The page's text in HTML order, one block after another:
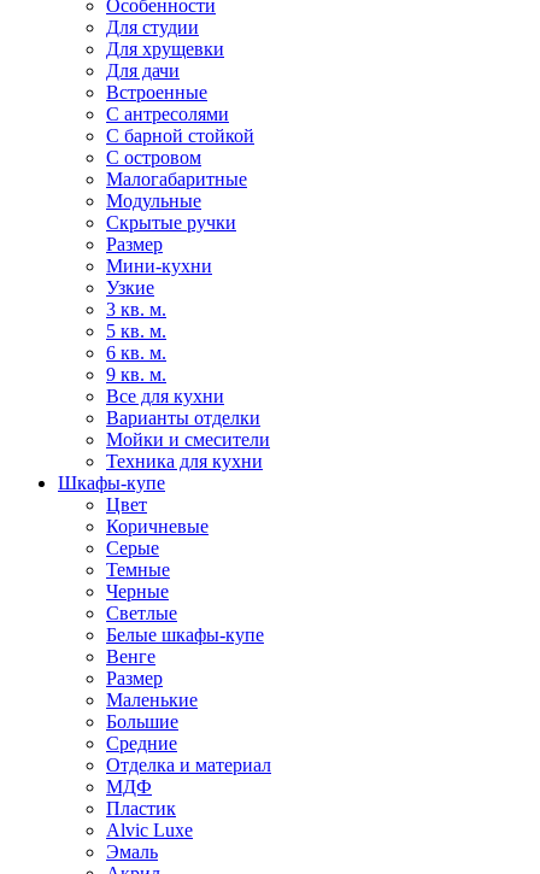
Особенности
Для студии
Для хрущевки
Для дачи
Встроенные
С антресолями
С барной стойкой
С островом
Малогабаритные
Модульные
Скрытые ручки
Размер
Мини-кухни
Узкие
3 кв. м.
5 кв. м.
6 кв. м.
9 кв. м.
Все для кухни
Варианты отделки
Мойки и смесители
Техника для кухни
Шкафы-купе
Цвет
Коричневые
Серые
Темные
Черные
Светлые
Белые шкафы-купе
Венге
Размер
Маленькие
Большие
Средние
Отделка и материал
МДФ
Пластик
Alvic Luxe
Эмаль